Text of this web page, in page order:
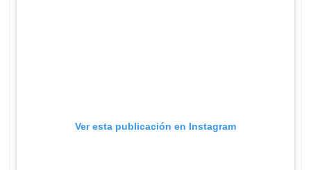
Ver esta publicación en Instagram